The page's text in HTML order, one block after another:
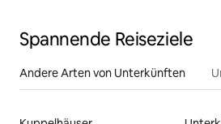
Spannende Reiseziele
Andere Arten von Unterkünften